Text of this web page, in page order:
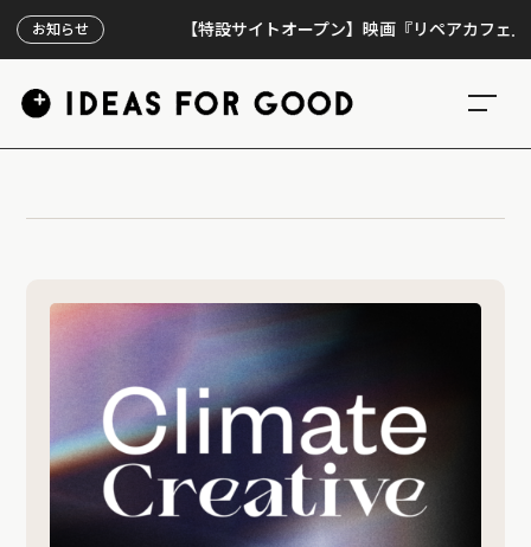
お知らせ 【特設サイトオープン】映画『リペアカフェ』、上